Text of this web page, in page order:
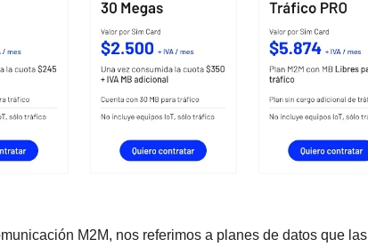
M2M, nos referimos a planes de datos que las